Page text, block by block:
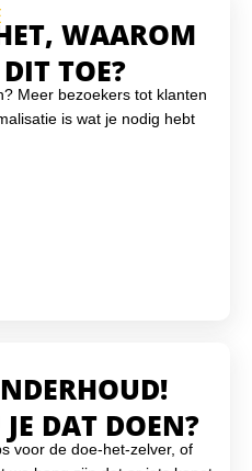
WAAROM
TOE?
Meer bezoekers tot klanten
is wat je nodig hebt
DAT DOEN?
voor de doe-het-zelver, of